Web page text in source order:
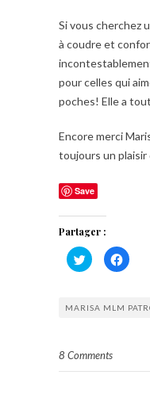
Si vous cherchez
à coudre et
pour celles qui
poches! Elle a
Encore merci
toujours un
Save
Partager :
Cliquez
pour
partager
dans
une
Cliquez
pour
dans
une
MARISA MLM
8 Comments